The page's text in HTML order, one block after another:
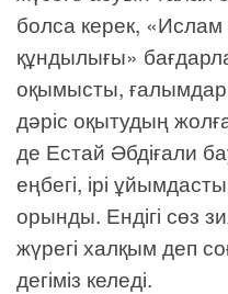
болса керек,
құндылығы»
оқымысты,
дәріс оқытудың
де Естай Әбдіғали
еңбегі, ірі
орынды. Ендігі сөз
жүрегі халқым деп
дегіміз келеді.